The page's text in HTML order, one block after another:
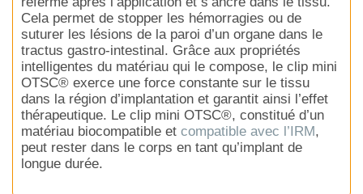
Cela permet de stopper les hémorragies ou de
suturer les lésions de la paroi d’un organe dans le
tractus gastro-intestinal. Grâce aux propriétés
intelligentes du matériau qui le compose, le clip mini
OTSC® exerce une force constante sur le tissu
dans la région d’implantation et garantit ainsi l’effet
thérapeutique. Le clip mini OTSC®, constitué d’un
matériau biocompatible et compatible avec l’IRM,
peut rester dans le corps en tant qu’implant de
longue durée.